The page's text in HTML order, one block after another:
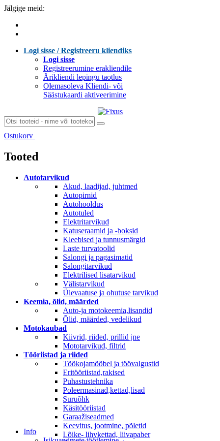
Jälgige meid:
Logi sisse / Registreeru kliendiks
Logi sisse
Registreerumine erakliendile
Ärikliendi lepingu taotlus
Olemasoleva Kliendi- või
Säästukaardi aktiveerimine
Ostukorv
Tooted
Autotarvikud
Akud, laadijad, juhtmed
Autopirnid
Autohooldus
Autotuled
Elektritarvikud
Katuseraamid ja -boksid
Kleebised ja tunnusmärgid
Laste turvatoolid
Salongi ja pagasimatid
Salongitarvikud
Elektrilised lisatarvikud
Välistarvikud
Ülevaatuse ja ohutuse tarvikud
Keemia, õlid, määrded
Auto-ja motokeemia,lisandid
Õlid, määrded, vedelikud
Motokaubad
Kiivrid, riided, prillid jne
Mototarvikud, filtrid
Tööriistad ja riided
Töökojamööbel ja töövalgustid
Eritööriistad,rakised
Puhastustehnika
Poleermasinad,kettad,lisad
Suruõhk
Käsitööriistad
Garaažiseadmed
Keevitus, jootmine, põletid
Lõike- lihvkettad, liivapaber
Info